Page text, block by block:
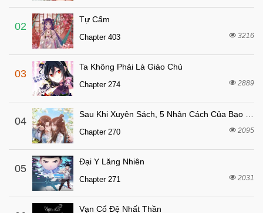
Chapter 79
Chapter 78
Chapter 77
Chapter 76
Chapter 75
Chapter 74 6 tháng trước
Chapter 73 6 tháng trước
Chapter 72
Chapter 71 6 tháng trước
Chapter 70
Chapter 69 6 tháng trước
02
Tự Cẩm
Chapter 403 3216
03
Ta Không Phải Là Giáo Chủ
Chapter 274 2889
04
Chapter 270 2095
05
Đại Y Lăng Nhiên
Chapter 271 2031
Vạn Cổ Đệ Nhất Thần